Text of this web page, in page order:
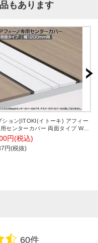
もあります
ション]ITOKI(イトーキ) アフィー
用センターカバー 両面タイプ W9
トW 幅1200×奥行30×高さ25mm
円(税込)
円(税抜)
60件